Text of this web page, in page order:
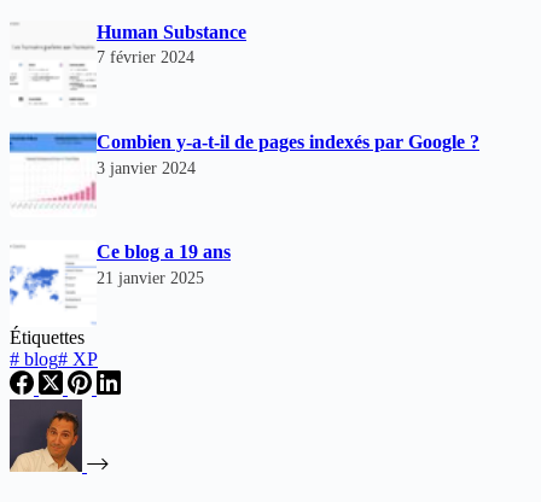
Human Substance
7 février 2024
Combien y-a-t-il de pages indexés par Google ?
3 janvier 2024
Ce blog a 19 ans
21 janvier 2025
Étiquettes
# blog# XP